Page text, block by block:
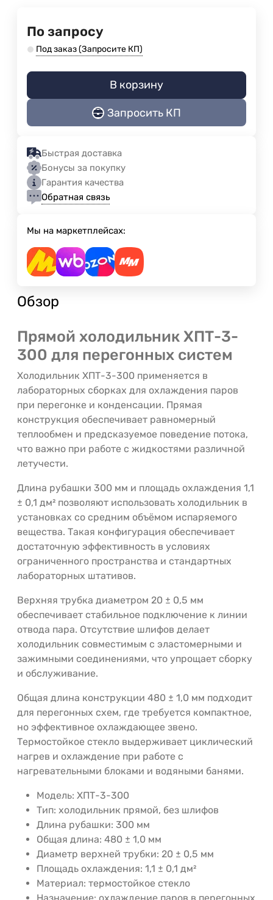
По запросу
Под заказ (Запросите КП)
В корзину
Запросить КП
Быстрая доставка
Бонусы за покупку
Гарантия качества
Обратная связь
Мы на маркетплейсах:
Обзор
Прямой холодильник ХПТ-3-
300 для перегонных систем
Холодильник ХПТ-3-300 применяется в
лабораторных сборках для охлаждения паров
при перегонке и конденсации. Прямая
конструкция обеспечивает равномерный
теплообмен и предсказуемое поведение потока,
что важно при работе с жидкостями различной
летучести.
Длина рубашки 300 мм и площадь охлаждения 1,1
± 0,1 дм² позволяют использовать холодильник в
установках со средним объёмом испаряемого
вещества. Такая конфигурация обеспечивает
достаточную эффективность в условиях
ограниченного пространства и стандартных
лабораторных штативов.
Верхняя трубка диаметром 20 ± 0,5 мм
обеспечивает стабильное подключение к линии
отвода пара. Отсутствие шлифов делает
холодильник совместимым с эластомерными и
зажимными соединениями, что упрощает сборку
и обслуживание.
Общая длина конструкции 480 ± 1,0 мм подходит
для перегонных схем, где требуется компактное,
но эффективное охлаждающее звено.
Термостойкое стекло выдерживает циклический
нагрев и охлаждение при работе с
нагревательными блоками и водяными банями.
Модель: ХПТ-3-300
Тип: холодильник прямой, без шлифов
Длина рубашки: 300 мм
Общая длина: 480 ± 1,0 мм
Диаметр верхней трубки: 20 ± 0,5 мм
Площадь охлаждения: 1,1 ± 0,1 дм²
Материал: термостойкое стекло